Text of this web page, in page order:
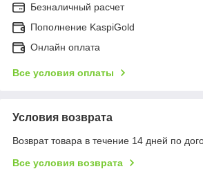
Безналичный расчет
Пополнение KaspiGold
Онлайн оплата
Все условия оплаты
Условия возврата
Возврат товара в течение 14 дней по
Все условия возврата